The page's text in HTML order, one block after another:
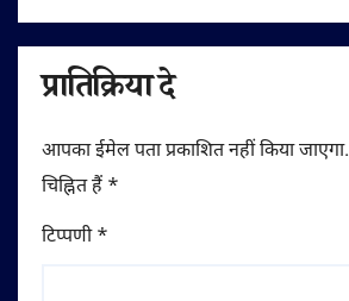
प्रातिक्रिया दे
आपका ईमेल पता प्रकाशित नहीं किया जाएगा.
चिह्नित हैं *
टिप्पणी*